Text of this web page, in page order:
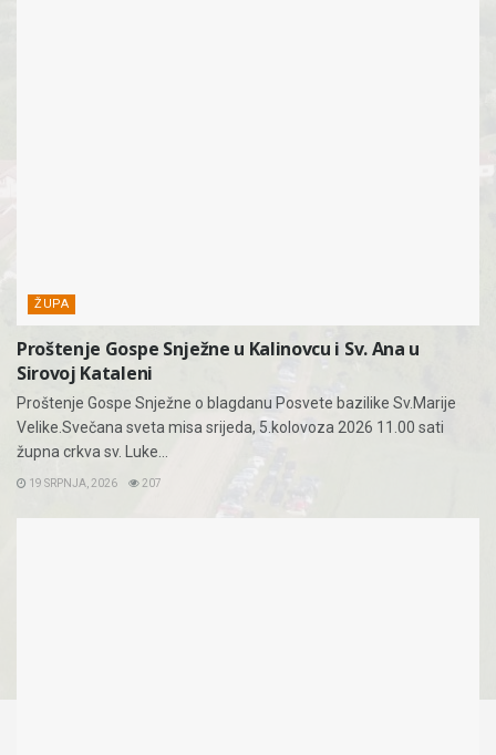
ŽUPA
Proštenje Gospe Snježne u Kalinovcu i Sv. Ana u
Sirovoj Kataleni
Proštenje Gospe Snježne o blagdanu Posvete bazilike Sv.Marije
Velike.Svečana sveta misa srijeda, 5.kolovoza 2026 11.00 sati
župna crkva sv. Luke...
19 SRPNJA, 2026 207